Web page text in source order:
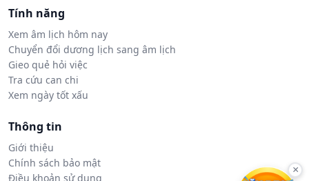
Tính năng
Xem âm lịch hôm nay
Chuyển đổi dương lịch sang âm lịch
Gieo quẻ hỏi việc
Tra cứu can chi
Xem ngày tốt xấu
Thông tin
Giới thiệu
Chính sách bảo mật
Điều khoản sử dụng
×